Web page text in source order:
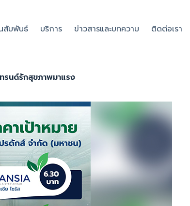
สัมพันธ์ บริการ ข่าวสารและบทความ ติดต่อเรา
รนด์รักสุขภาพมาแรง